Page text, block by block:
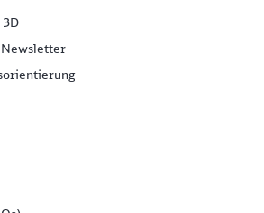
Newsletter